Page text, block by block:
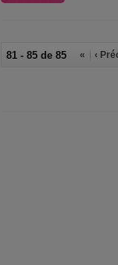
81 - 85 de 85 « ‹